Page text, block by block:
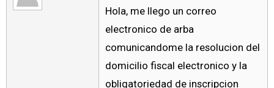
Hola, me llego un correo
electronico de arba
comunicandome la resolucion del
domicilio fiscal electronico y la
obligatoriedad de inscripcion